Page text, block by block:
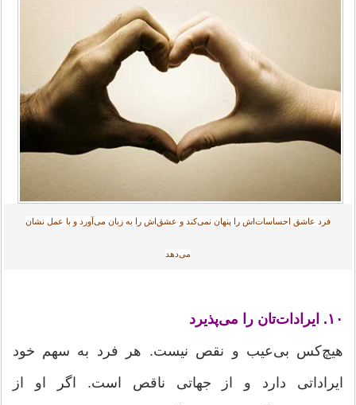
فرد عاشق احساسات‌اش را پنهان نمی‌کند و عشق‌اش را به زبان می‌آورد و با عمل نشان
می‌دهد
۱۰. ایرادات‌تان را می‌پذیرد
هیچ‌کس بی‌عیب و نقص نیست. هر فرد به سهم خود
ایراداتی دارد و از جهاتی ناقص است. اگر او از